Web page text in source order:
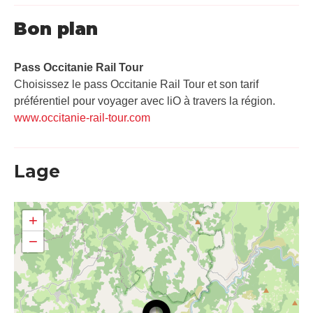
Bon plan
Pass Occitanie Rail Tour​
Choisissez le pass Occitanie Rail Tour et son tarif
préférentiel pour voyager avec liO à travers la région.
www.occitanie-rail-tour.com
Lage
+
−